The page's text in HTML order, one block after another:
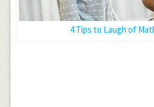
4 Tips to Laugh of